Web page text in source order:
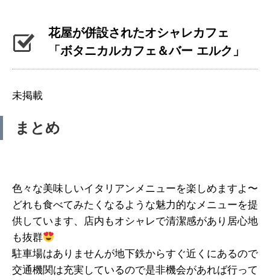
花屋が併設されたオシャレカフェ
「ボタニカルカフェ＆バー エルク」
未掲載
まとめ
色々な美味しいイタリアンメニューを楽しめますよ〜
どれも食べてみたくなるような魅力的なメニューを提
供しています、店内もオシャレで清潔感があり居心地
も抜群
駐車場はありませんが地下鉄からすぐ近くにあるので
交通機関は充実しているので是非機会があれば行って